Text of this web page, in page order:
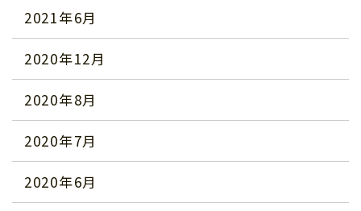
2021年6月
2020年12月
2020年8月
2020年7月
2020年6月